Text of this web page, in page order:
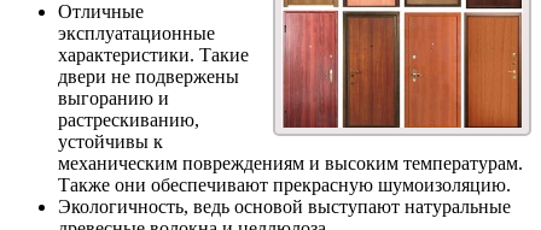
Отличные
эксплуатационные
характеристики. Такие
двери не подвержены
выгоранию и
растрескиванию,
устойчивы к
механическим повреждениям и высоким температурам.
Также они обеспечивают прекрасную шумоизоляцию.
Экологичность, ведь основой выступают натуральные